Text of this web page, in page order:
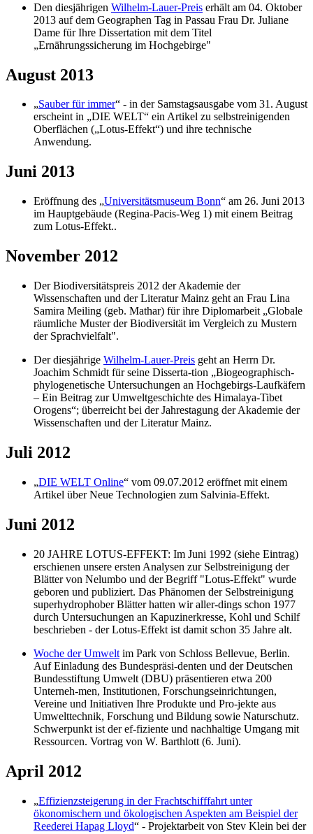
Den diesjährigen Wilhelm-Lauer-Preis erhält am 04. Oktober
2013 auf dem Geographen Tag in Passau Frau Dr. Juliane
Dame für Ihre Dissertation mit dem Titel
„Ernährungssicherung im Hochgebirge"
August 2013
„Sauber für immer“ - in der Samstagsausgabe vom 31. August
erscheint in „DIE WELT“ ein Artikel zu selbstreinigenden
Oberflächen („Lotus-Effekt“) und ihre technische
Anwendung.
Juni 2013
Eröffnung des „Universitätsmuseum Bonn“ am 26. Juni 2013
im Hauptgebäude (Regina-Pacis-Weg 1) mit einem Beitrag
zum Lotus-Effekt..
November 2012
Der Biodiversitätspreis 2012 der Akademie der
Wissenschaften und der Literatur Mainz geht an Frau Lina
Samira Meiling (geb. Mathar) für ihre Diplomarbeit „Globale
räumliche Muster der Biodiversität im Vergleich zu Mustern
der Sprachvielfalt".
Der diesjährige Wilhelm-Lauer-Preis geht an Herrn Dr.
Joachim Schmidt für seine Disserta-tion „Biogeographisch-
phylogenetische Untersuchungen an Hochgebirgs-Laufkäfern
– Ein Beitrag zur Umweltgeschichte des Himalaya-Tibet
Orogens“; überreicht bei der Jahrestagung der Akademie der
Wissenschaften und der Literatur Mainz.
Juli 2012
„DIE WELT Online“ vom 09.07.2012 eröffnet mit einem
Artikel über Neue Technologien zum Salvinia-Effekt.
Juni 2012
20 JAHRE LOTUS-EFFEKT: Im Juni 1992 (siehe Eintrag)
erschienen unsere ersten Analysen zur Selbstreinigung der
Blätter von Nelumbo und der Begriff "Lotus-Effekt" wurde
geboren und publiziert. Das Phänomen der Selbstreinigung
superhydrophober Blätter hatten wir aller-dings schon 1977
durch Untersuchungen an Kapuzinerkresse, Kohl und Schilf
beschrieben - der Lotus-Effekt ist damit schon 35 Jahre alt.
Woche der Umwelt im Park von Schloss Bellevue, Berlin.
Auf Einladung des Bundespräsi-denten und der Deutschen
Bundesstiftung Umwelt (DBU) präsentieren etwa 200
Unterneh-men, Institutionen, Forschungseinrichtungen,
Vereine und Initiativen Ihre Produkte und Pro-jekte aus
Umwelttechnik, Forschung und Bildung sowie Naturschutz.
Schwerpunkt ist der ef-fiziente und nachhaltige Umgang mit
Ressourcen. Vortrag von W. Barthlott (6. Juni).
April 2012
„Effizienzsteigerung in der Frachtschifffahrt unter
ökonomischern und ökologischen Aspekten am Beispiel der
Reederei Hapag Lloyd“ - Projektarbeit von Stev Klein bei der